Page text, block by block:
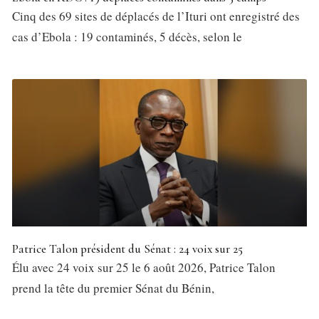
Cinq des 69 sites de déplacés de l’Ituri ont enregistré des
cas d’Ebola : 19 contaminés, 5 décès, selon le
Patrice Talon président du Sénat : 24 voix sur 25
Élu avec 24 voix sur 25 le 6 août 2026, Patrice Talon
prend la tête du premier Sénat du Bénin,